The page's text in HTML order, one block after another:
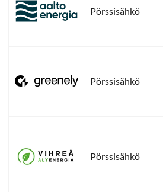
Pörssisähkö
Pörssisähkö
Pörssisähkö